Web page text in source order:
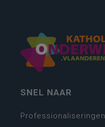
SNEL NAAR
Professionaliseringen